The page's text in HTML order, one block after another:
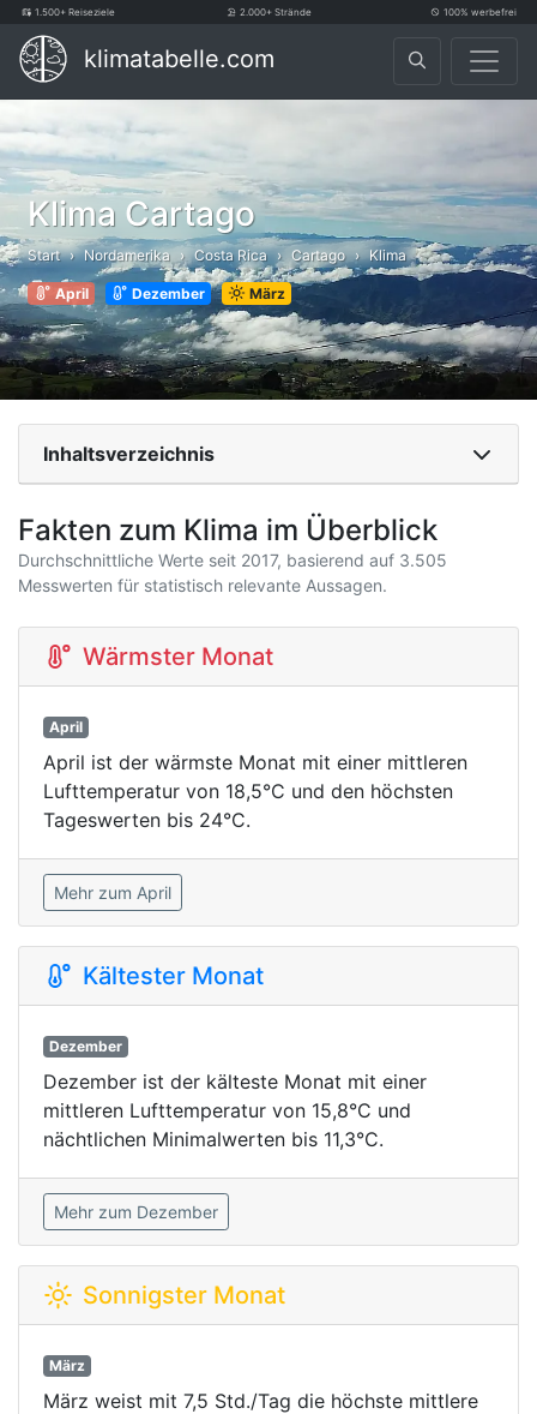
1.500+ Reiseziele 2.000+ Strände 100% werbefrei
klimatabelle.com
Klima Cartago
Start Nordamerika Costa Rica Cartago Klima
April Dezember März
Inhaltsverzeichnis
Fakten zum Klima im Überblick
Durchschnittliche Werte seit 2017, basierend auf 3.505
Messwerten für statistisch relevante Aussagen.
Wärmster Monat
April
April ist der wärmste Monat mit einer mittleren
Lufttemperatur von 18,5°C und den höchsten
Tageswerten bis 24°C.
Mehr zum April
Kältester Monat
Dezember
Dezember ist der kälteste Monat mit einer
mittleren Lufttemperatur von 15,8°C und
nächtlichen Minimalwerten bis 11,3°C.
Mehr zum Dezember
Sonnigster Monat
März
März weist mit 7,5 Std./Tag die höchste mittlere